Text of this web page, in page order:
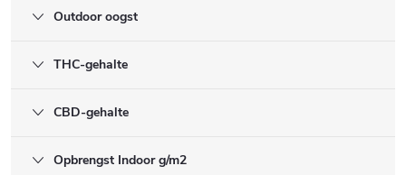
Outdoor oogst
THC-gehalte
CBD-gehalte
Opbrengst Indoor g/m2